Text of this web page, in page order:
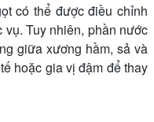
có thể được điều chỉnh
Tuy nhiên, phần nước
giữa xương hầm, sả và
hoặc gia vị đậm để thay